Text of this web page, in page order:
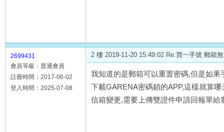
2699431
會員等級：普通會員
註冊時間：2017-06-02
登入時間：2025-07-08
2 樓 2019-11-20 15:49:02 Re:買一手號 郵箱
我知道的是郵箱可以重置密碼,但是如
下載GARENA密碼鎖的APP,這樣就算
信箱變更,需要上傳雙證件申請回報單